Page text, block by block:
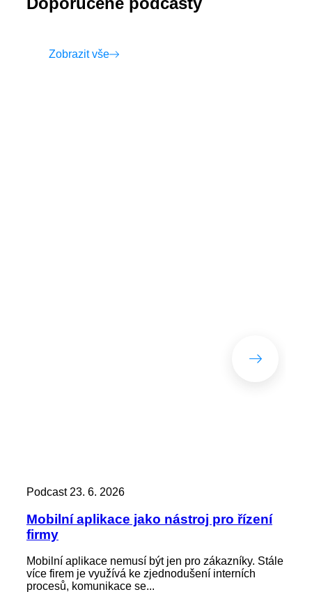
Zobrazit vše
Podcast 23. 6. 2026
Mobilní aplikace jako nástroj pro řízení
firmy
Mobilní aplikace nemusí být jen pro zákazníky. Stále
více firem je využívá ke zjednodušení interních
procesů, komunikace se...